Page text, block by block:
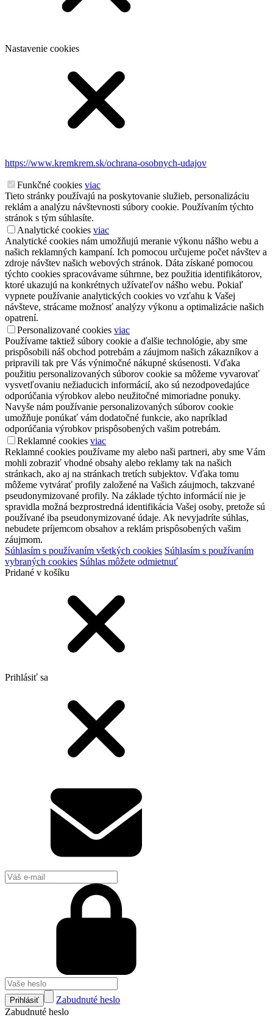
Nastavenie cookies
https://www.kremkrem.sk/ochrana-osobnych-udajov
Funkčné cookies viac
Tieto stránky používajú na poskytovanie služieb, personalizáciu
reklám a analýzu návštevnosti súbory cookie. Používaním týchto
stránok s tým súhlasíte.
Analytické cookies viac
Analytické cookies nám umožňujú meranie výkonu nášho webu a
našich reklamných kampaní. Ich pomocou určujeme počet návštev a
zdroje návštev našich webových stránok. Dáta získané pomocou
týchto cookies spracovávame súhrnne, bez použitia identifikátorov,
ktoré ukazujú na konkrétnych užívateľov nášho webu. Pokiaľ
vypnete používanie analytických cookies vo vzťahu k Vašej
návšteve, strácame možnosť analýzy výkonu a optimalizácie našich
opatrení.
Personalizované cookies viac
Používame taktiež súbory cookie a ďalšie technológie, aby sme
prispôsobili náš obchod potrebám a záujmom našich zákazníkov a
pripravili tak pre Vás výnimočné nákupné skúsenosti. Vďaka
použitiu personalizovaných súborov cookie sa môžeme vyvarovať
vysvetľovaniu nežiaducich informácií, ako sú nezodpovedajúce
odporúčania výrobkov alebo neužitočné mimoriadne ponuky.
Navyše nám používanie personalizovaných súborov cookie
umožňuje ponúkať vám dodatočné funkcie, ako napríklad
odporúčania výrobkov prispôsobených vašim potrebám.
Reklamné cookies viac
Reklamné cookies používame my alebo naši partneri, aby sme Vám
mohli zobraziť vhodné obsahy alebo reklamy tak na našich
stránkach, ako aj na stránkach tretích subjektov. Vďaka tomu
môžeme vytvárať profily založené na Vašich záujmoch, takzvané
pseudonymizované profily. Na základe týchto informácií nie je
spravidla možná bezprostredná identifikácia Vašej osoby, pretože sú
používané iba pseudonymizované údaje. Ak nevyjadríte súhlas,
nebudete príjemcom obsahov a reklám prispôsobených vašim
záujmom.
Súhlasím s používaním všetkých cookies Súhlasím s používaním
vybraných cookies Súhlas môžete odmietnuť
Pridané v košíku
Prihlásiť sa
Prihlásiť
Zabudnuté heslo
Zabudnuté heslo